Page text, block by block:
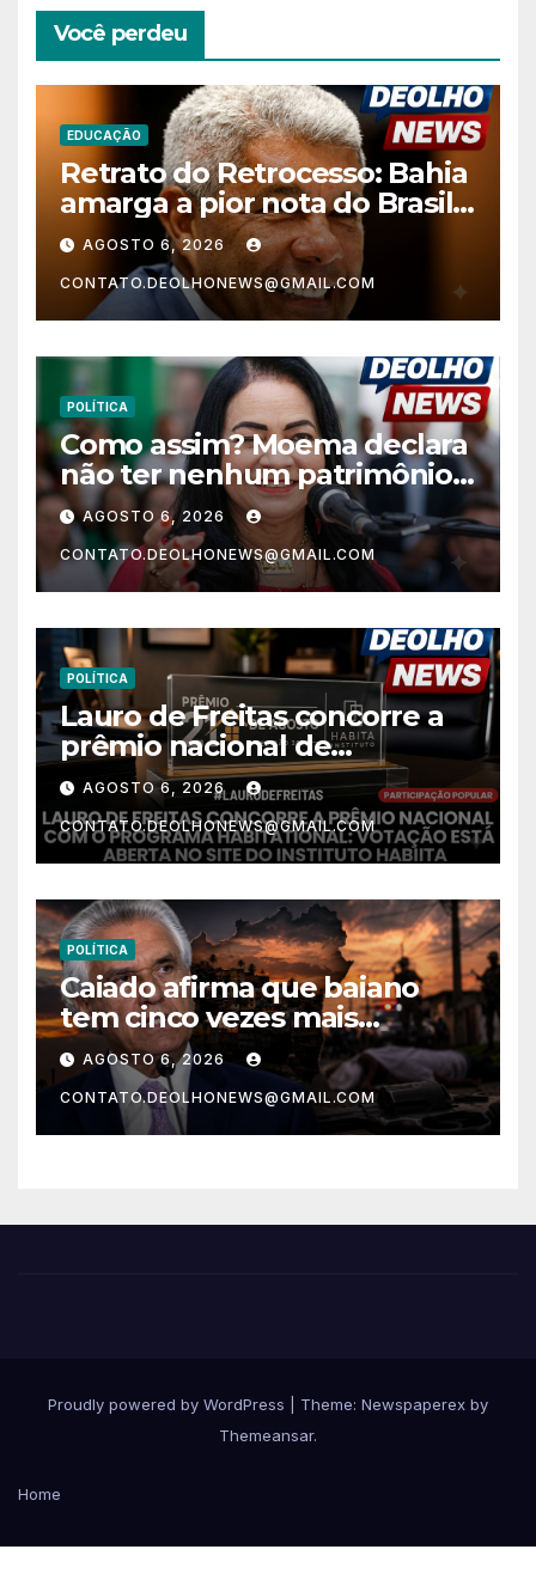
Você perdeu
EDUCAÇÃO
Retrato do Retrocesso: Bahia
amarga a pior nota do Brasil
nos anos finais do Ensino
Fundamental e a menor do
Nordeste no Ensino Médio
AGOSTO 6, 2026
CONTATO.DEOLHONEWS@GMAIL.COM
POLÍTICA
Como assim? Moema declara
não ter nenhum patrimônio
após 30 anos na vida pública?
AGOSTO 6, 2026
CONTATO.DEOLHONEWS@GMAIL.COM
POLÍTICA
Lauro de Freitas concorre a
prêmio nacional de
habitação com o projeto “Tá
Rebocado”; votação está
aberta
AGOSTO 6, 2026
CONTATO.DEOLHONEWS@GMAIL.COM
POLÍTICA
Caiado afirma que baiano
tem cinco vezes mais
chances de ser assassinado
do que um morador da
Ucrânia
AGOSTO 6, 2026
CONTATO.DEOLHONEWS@GMAIL.COM
Proudly powered by WordPress
Theme: Newspaperex by
Themeansar.
Home